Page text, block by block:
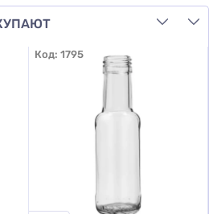
Код: 1795